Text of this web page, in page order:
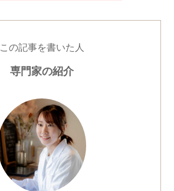
この記事を書いた人
専門家の紹介